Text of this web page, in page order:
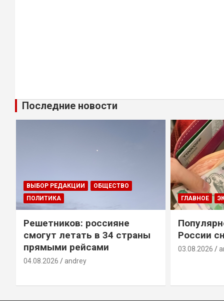
Последние новости
ВЫБОР РЕДАКЦИИ
ОБЩЕСТВО
ПОЛИТИКА
Решетников: россияне
смогут летать в 34 страны
прямыми рейсами
04.08.2026 andrey
ГЛАВНОЕ
России
03.08.2026